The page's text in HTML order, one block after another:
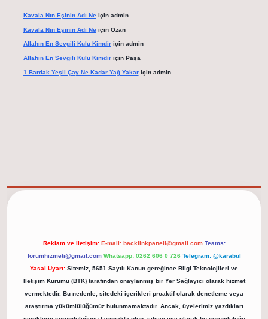
Kavala Nın Eşinin Adı Neiçin admin
Kavala Nın Eşinin Adı Neiçin Ozan
Allahın En Sevgili Kulu Kimdiriçin admin
Allahın En Sevgili Kulu Kimdiriçin Paşa
1 Bardak Yeşil Çay Ne Kadar Yağ Yakariçin admin
Reklam ve İletişim: E-mail: backlinkpaneli@gmail.com Teams:
forumhizmeti@gmail.com Whatsapp: 0262 606 0 726 Telegram: @karabul
Yasal Uyarı: Sitemiz, 5651 Sayılı Kanun gereğince Bilgi Teknolojileri ve
İletişim Kurumu (BTK) tarafından onaylanmış bir Yer Sağlayıcı olarak hizmet
vermektedir. Bu nedenle, sitedeki içerikleri proaktif olarak denetleme veya
araştırma yükümlülüğümüz bulunmamaktadır. Ancak, üyelerimiz yazdıkları